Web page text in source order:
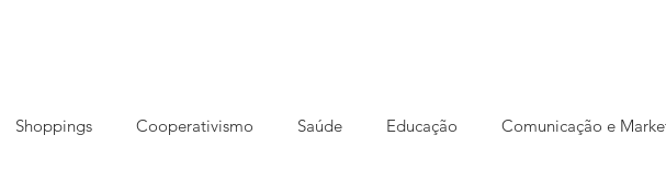
Shoppings Cooperativismo Saúde Educação Comunicação e